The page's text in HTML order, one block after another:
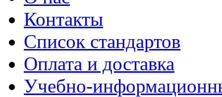
Контакты
Список стандартов
Оплата и доставка
Учебно-